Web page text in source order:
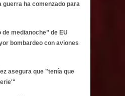
guerra ha comenzado para
medianoche” de EU
bombardeo con aviones
asegura que "tenía que